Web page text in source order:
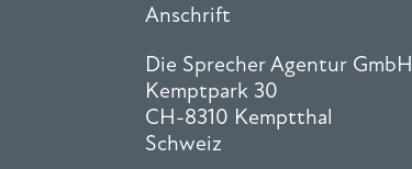
Anschrift
Die Sprecher Agentur GmbH
Kemptpark 30
CH-8310 Kemptthal
Schweiz